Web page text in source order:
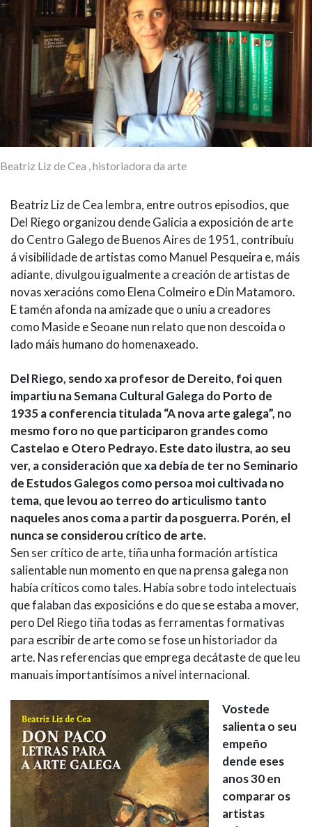
Beatriz Liz de Cea , historiadora da arte
Beatriz Liz de Cea lembra, entre outros episodios, que
Del Riego organizou dende Galicia a exposición de arte
do Centro Galego de Buenos Aires de 1951, contribuíu
á visibilidade de artistas como Manuel Pesqueira e, máis
adiante, divulgou igualmente a creación de artistas de
novas xeracións como Elena Colmeiro e Din Matamoro.
E tamén afonda na amizade que o uniu a creadores
como Maside e Seoane nun relato que non descoida o
lado máis humano do homenaxeado.
Del Riego, sendo xa profesor de Dereito, foi quen
impartiu na Semana Cultural Galega do Porto de
1935 a conferencia titulada “A nova arte galega”, no
mesmo foro no que participaron grandes como
Castelao e Otero Pedrayo. Este dato ilustra, ao seu
ver, a consideración que xa debía de ter no Seminario
de Estudos Galegos como persoa moi cultivada no
tema, que levou ao terreo do articulismo tanto
naqueles anos coma a partir da posguerra. Porén, el
nunca se considerou crítico de arte.
Sen ser crítico de arte, tiña unha formación artística
salientable nun momento en que na prensa galega non
había críticos como tales. Había sobre todo intelectuais
que falaban das exposicións e do que se estaba a mover,
pero Del Riego tiña todas as ferramentas formativas
para escribir de arte como se fose un historiador da
arte. Nas referencias que emprega decátaste de que leu
manuais importantísimos a nivel internacional.
Vostede
salienta o seu
empeño
dende eses
anos 30 en
comparar os
artistas